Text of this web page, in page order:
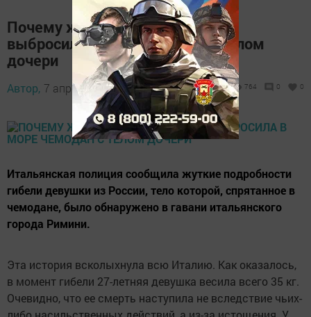
Почему жительница Башкирии
выбросила в море чемодан с телом
дочери
Автор, 7 апреля 2017 - 06:41 764 0 0
Итальянская полиция сообщила жуткие подробности
гибели девушки из России, тело которой, спрятанное в
чемодане, было обнаружено в гавани итальянского
города Римини.
Эта история всколыхнула всю Италию. Как оказалось,
в момент гибели 27-летняя девушка весила всего 35 кг.
Очевидно, что ее смерть наступила не вследствие чьих-